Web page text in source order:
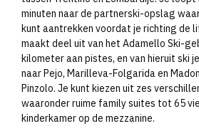
minuten naar de partnerski-opslag
kunt aantrekken voordat je richting de
maakt deel uit van het Adamello Ski-
kilometer aan pistes, en van hieruit ski
naar Pejo, Marilleva-Folgarida en
Pinzolo. Je kunt kiezen uit zes
waaronder ruime family suites tot 65
kinderkamer op de mezzanine.